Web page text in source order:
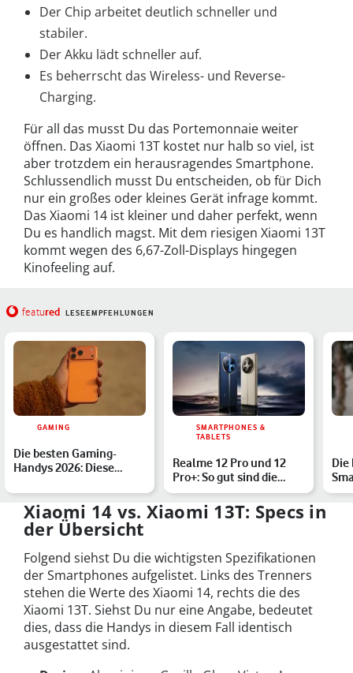
Der Chip arbeitet deutlich schneller und
stabiler.
Der Akku lädt schneller auf.
Es beherrscht das Wireless- und Reverse-
Charging.
Für all das musst Du das Portemonnaie weiter
öffnen. Das Xiaomi 13T kostet nur halb so viel, ist
aber trotzdem ein herausragendes Smartphone.
Schlussendlich musst Du entscheiden, ob für Dich
nur ein großes oder kleines Gerät infrage kommt.
Das Xiaomi 14 ist kleiner und daher perfekt, wenn
Du es handlich magst. Mit dem riesigen Xiaomi 13T
kommt wegen des 6,67-Zoll-Displays hingegen
Kinofeeling auf.
featured LESEEMPFEHLUNGEN
GAMING
Die besten Gaming-
Handys 2026: Diese
Power
SMARTPHONES &
TABLETS
Realme 12 Pro und 12
Pro+: So gut sind die
Mittelklasse-
Smartphon…
Die
Xiaomi 14 vs. Xiaomi 13T: Specs in
der Übersicht
Folgend siehst Du die wichtigsten Spezifikationen
der Smartphones aufgelistet. Links des Trenners
stehen die Werte des Xiaomi 14, rechts die des
Xiaomi 13T. Siehst Du nur eine Angabe, bedeutet
dies, dass die Handys in diesem Fall identisch
ausgestattet sind.